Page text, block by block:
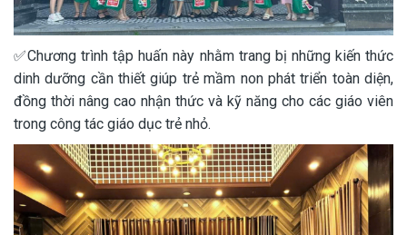
✅Chương trình tập huấn này nhằm trang bị những kiến thức
dinh dưỡng cần thiết giúp trẻ mầm non phát triển toàn diện,
đồng thời nâng cao nhận thức và kỹ năng cho các giáo viên
trong công tác giáo dục trẻ nhỏ.